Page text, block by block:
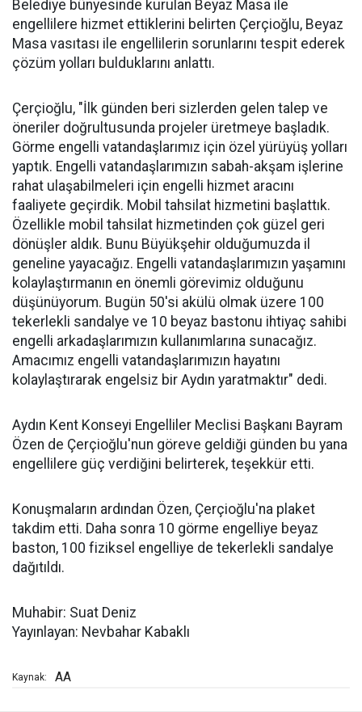
Belediye bünyesinde kurulan Beyaz Masa ile
engellilere hizmet ettiklerini belirten Çerçioğlu, Beyaz
Masa vasıtası ile engellilerin sorunlarını tespit ederek
çözüm yolları bulduklarını anlattı.
Çerçioğlu, "İlk günden beri sizlerden gelen talep ve
öneriler doğrultusunda projeler üretmeye başladık.
Görme engelli vatandaşlarımız için özel yürüyüş yolları
yaptık. Engelli vatandaşlarımızın sabah-akşam işlerine
rahat ulaşabilmeleri için engelli hizmet aracını
faaliyete geçirdik. Mobil tahsilat hizmetini başlattık.
Özellikle mobil tahsilat hizmetinden çok güzel geri
dönüşler aldık. Bunu Büyükşehir olduğumuzda il
geneline yayacağız. Engelli vatandaşlarımızın yaşamını
kolaylaştırmanın en önemli görevimiz olduğunu
düşünüyorum. Bugün 50'si akülü olmak üzere 100
tekerlekli sandalye ve 10 beyaz bastonu ihtiyaç sahibi
engelli arkadaşlarımızın kullanımlarına sunacağız.
Amacımız engelli vatandaşlarımızın hayatını
kolaylaştırarak engelsiz bir Aydın yaratmaktır" dedi.
Aydın Kent Konseyi Engelliler Meclisi Başkanı Bayram
Özen de Çerçioğlu'nun göreve geldiği günden bu yana
engellilere güç verdiğini belirterek, teşekkür etti.
Konuşmaların ardından Özen, Çerçioğlu'na plaket
takdim etti. Daha sonra 10 görme engelliye beyaz
baston, 100 fiziksel engelliye de tekerlekli sandalye
dağıtıldı.
Muhabir: Suat Deniz
Yayınlayan: Nevbahar Kabaklı
Kaynak: AA